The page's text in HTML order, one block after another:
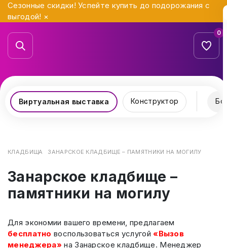
Сезонные скидки! Успейте купить до подорожания с
выгодой! ×
0
Виртуальная выставка Конструктор
КЛАДБИЩА ЗАНАРСКОЕ КЛАДБИЩЕ – ПАМЯТНИКИ НА МОГИЛУ
Занарское кладбище –
памятники на могилу
Для экономии вашего времени, предлагаем
бесплатно воспользоваться услугой«Вызов
менеджера» на Занарское кладбище. Менеджер